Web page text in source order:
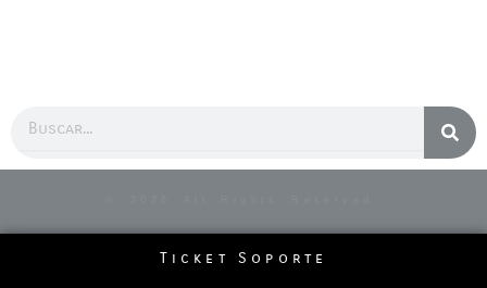
Ticket Soporte